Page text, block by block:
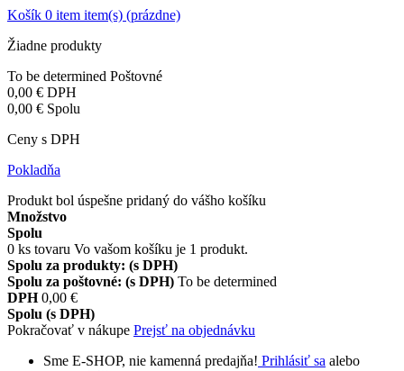
Košík 0 item item(s) (prázdne)
Žiadne produkty
To be determined Poštovné
0,00 € DPH
0,00 € Spolu
Ceny s DPH
Pokladňa
Produkt bol úspešne pridaný do vášho košíku
Množstvo
Spolu
0 ks tovaru Vo vašom košíku je 1 produkt.
Spolu za produkty: (s DPH)
Spolu za poštovné: (s DPH) To be determined
DPH 0,00 €
Spolu (s DPH)
Pokračovať v nákupe Prejsť na objednávku
Sme E-SHOP, nie kamenná predajňa! Prihlásiť sa alebo